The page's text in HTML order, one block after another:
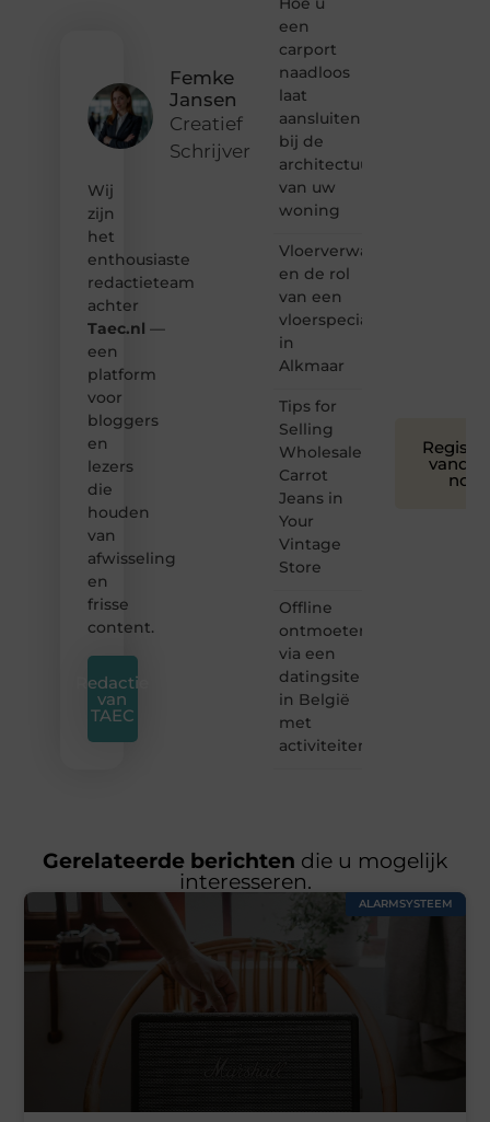
Femke
Jansen
Creatief
Schrijver
Wij
zijn
het
enthousiaste
redactieteam
achter
Taec.nl —
een
platform
voor
bloggers
en
lezers
die
houden
van
afwisseling
en
frisse
content.
Redactie
van
TAEC
een
carport
naadloos
laat
aansluiten
bij de
architectuur
van uw
woning
Vloerverwarming
en de rol
van een
vloerspecialist
in
Alkmaar
Tips for
Selling
Wholesale
Carrot
Jeans in
Your
Vintage
Store
Offline
ontmoeten
via een
datingsite
in België
met
activiteiten
nog
Gerelateerde berichten die u mogelijk
interesseren.
ALARMSYSTEEM